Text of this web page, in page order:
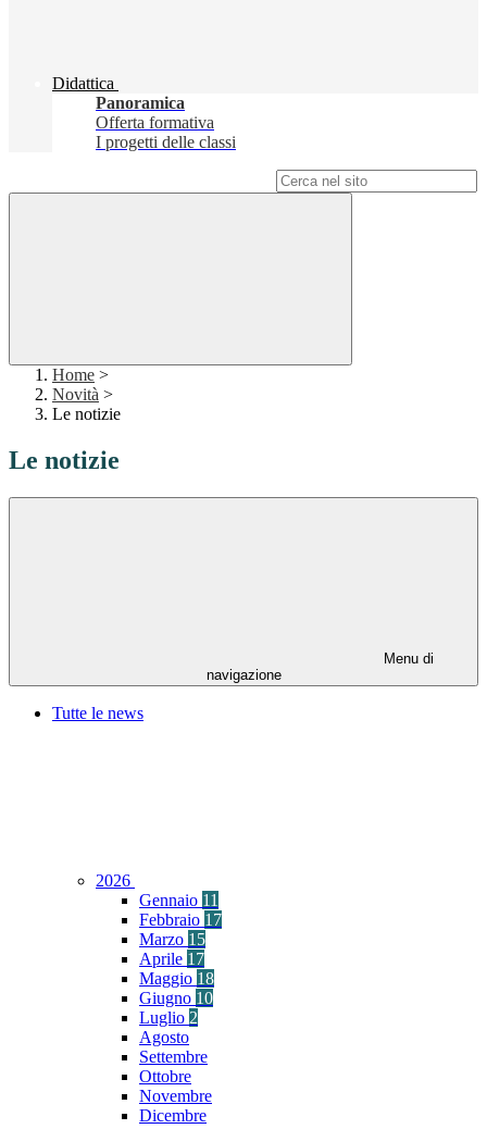
Didattica
Panoramica
Offerta formativa
I progetti delle classi
Home >
Novità >
Le notizie
Le notizie
Menu di
navigazione
Tutte le news
2026
Gennaio 11
Febbraio 17
Marzo 15
Aprile 17
Maggio 18
Giugno 10
Luglio 2
Agosto
Settembre
Ottobre
Novembre
Dicembre